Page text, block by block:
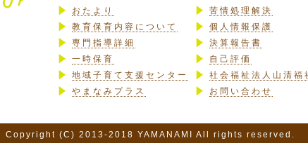
おたより
教育保育内容について
専門指導詳細
一時保育
地域子育て支援センター
やまなみプラス
苦情処理解決
個人情報保護
決算報告書
自己評価
社会福祉法人山清福
お問い合わせ
Copyright (C) 2013-2018 YAMANAMI All rights reserved.